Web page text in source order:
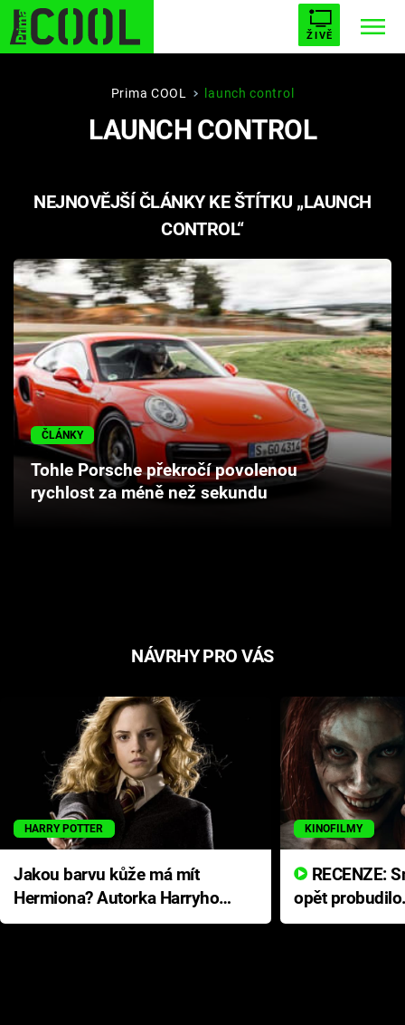
ŽIVĚ
STARHOUSE BUFFY, PŘEMOŽITELKA UPÍRŮ
PLNEJ KOTEL AVENGERS 5
Filmy
Seriály
Hry
Cool Esport
Pořady
Prima COOL launch control
LAUNCH CONTROL
NEJNOVĚJŠÍ ČLÁNKY KE ŠTÍTKU „LAUNCH
CONTROL“
ČLÁNKY
Tohle Porsche překročí povolenou
rychlost za méně než sekundu
NÁVRHY PRO VÁS
HARRY POTTER
Jakou barvu kůže má mít
Hermiona? Autorka Harryho
Pottera přišla s ráznou
KINOFILMY
opět
přichází s